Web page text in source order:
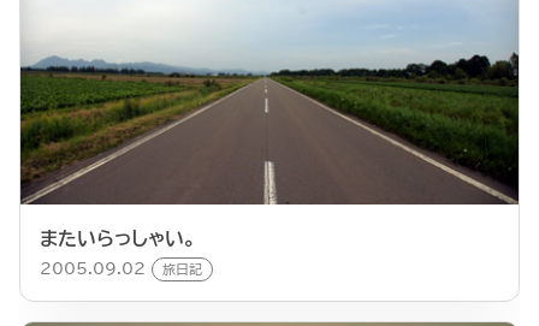
またいらっしゃい。
2005.09.02 旅日記